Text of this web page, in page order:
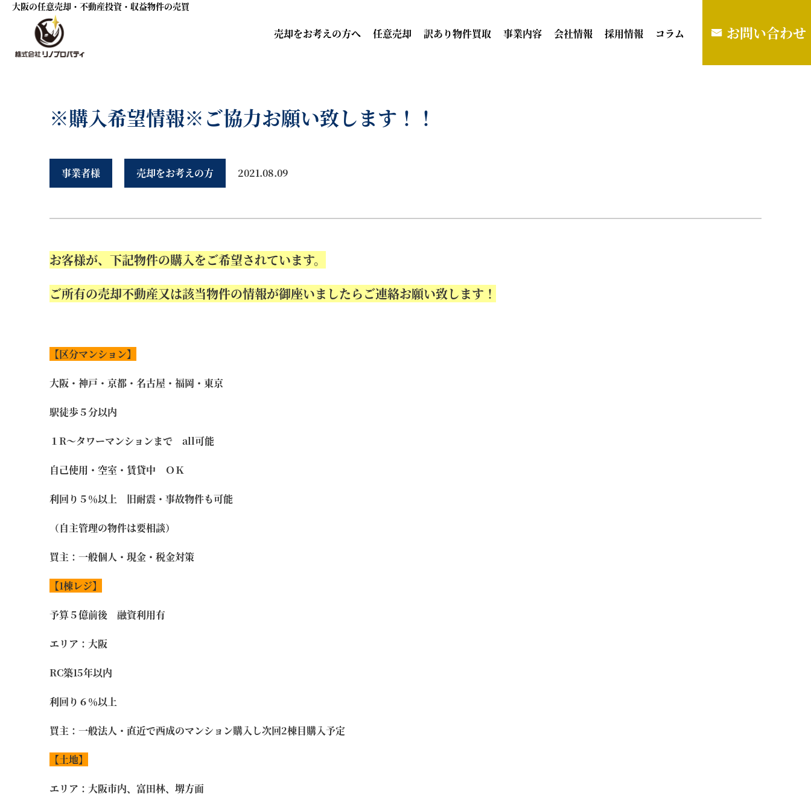
大阪の任意売却・不動産投資・収益物件の売買
売却をお考えの方へ 任意売却 訳あり物件買取 事業内容 会社情報 採用情報 コラム お問い合わせ
※購入希望情報※ご協力お願い致します！！
事業者様 売却をお考えの方 2021.08.09
お客様が、下記物件の購入をご希望されています。
ご所有の売却不動産又は該当物件の情報が御座いましたらご連絡お願い致します！
【区分マンション】
大阪・神戸・京都・名古屋・福岡・東京
駅徒歩５分以内
１R～タワーマンションまで all可能
自己使用・空室・賃貸中 ＯＫ
利回り５％以上 旧耐震・事故物件も可能
（自主管理の物件は要相談）
買主：一般個人・現金・税金対策
【1棟レジ】
予算５億前後 融資利用有
エリア：大阪
RC築15年以内
利回り６％以上
買主：一般法人・直近で西成のマンション購入し次回2棟目購入予定
【土地】
エリア：大阪市内、富田林、堺方面